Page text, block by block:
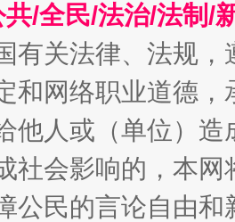
了！等你上场
/全民/法治/法制/
有关法律、法规
和网络职业道德
他人或（单位）
社会影响的，本
公民的言论自由